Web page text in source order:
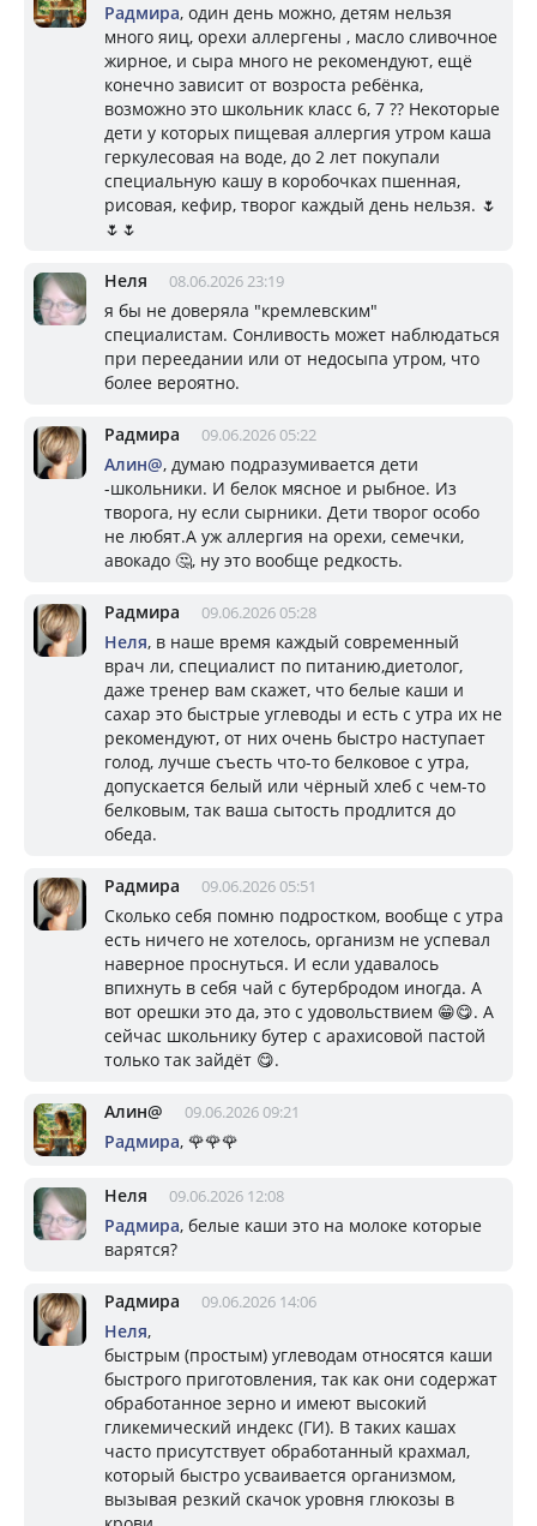
Радмира, один день можно, детям нельзя
много яиц, орехи аллергены , масло сливочное
жирное, и сыра много не рекомендуют, ещё
конечно зависит от возроста ребёнка,
возможно это школьник класс 6, 7 ?? Некоторые
дети у которых пищевая аллергия утром каша
геркулесовая на воде, до 2 лет покупали
специальную кашу в коробочках пшенная,
рисовая, кефир, творог каждый день нельзя. 🌷
🌷🌷
Неля 08.06.2026 23:19
я бы не доверяла "кремлевским"
специалистам. Сонливость может наблюдаться
при переедании или от недосыпа утром, что
более вероятно.
Радмира 09.06.2026 05:22
Алин@, думаю подразумивается дети
-школьники. И белок мясное и рыбное. Из
творога, ну если сырники. Дети творог особо
не любят.А уж аллергия на орехи, семечки,
авокадо 🤔, ну это вообще редкость.
Радмира 09.06.2026 05:28
Неля, в наше время каждый современный
врач ли, специалист по питанию,диетолог,
даже тренер вам скажет, что белые каши и
сахар это быстрые углеводы и есть с утра их не
рекомендуют, от них очень быстро наступает
голод, лучше съесть что-то белковое с утра,
допускается белый или чёрный хлеб с чем-то
белковым, так ваша сытость продлится до
обеда.
Радмира 09.06.2026 05:51
Сколько себя помню подростком, вообще с утра
есть ничего не хотелось, организм не успевал
наверное проснуться. И если удавалось
впихнуть в себя чай с бутербродом иногда. А
вот орешки это да, это с удовольствием 😁😋. А
сейчас школьнику бутер с арахисовой пастой
только так зайдёт 😋.
Алин@ 09.06.2026 09:21
Радмира, 🌹🌹🌹
Неля 09.06.2026 12:08
Радмира, белые каши это на молоке которые
варятся?
Радмира 09.06.2026 14:06
Неля,
быстрым (простым) углеводам относятся каши
быстрого приготовления, так как они содержат
обработанное зерно и имеют высокий
гликемический индекс (ГИ). В таких кашах
часто присутствует обработанный крахмал,
который быстро усваивается организмом,
вызывая резкий скачок уровня глюкозы в